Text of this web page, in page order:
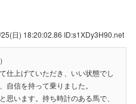
25(日) 18:20:02.86 ID:s1XDy3H90.net
仕上げていただき、いい状態でし
自信を持って乗りました。
います。持ち時計のある馬で、